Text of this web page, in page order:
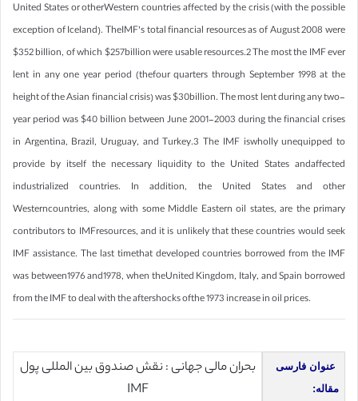
United States or otherWestern countries affected by the crisis (with the possible
exception of Iceland). TheIMF’s total financial resources as of August 2008 were
$352 billion, of which $257billion were usable resources.2 The most the IMF ever
lent in any one year period (thefour quarters through September 1998 at the
height of the Asian financial crisis) was $30billion. The most lent during any two-
year period was $40 billion between June 2001-2003 during the financial crises
in Argentina, Brazil, Uruguay, and Turkey.3 The IMF iswholly unequipped to
provide by itself the necessary liquidity to the United States andaffected
industrialized countries. In addition, the United States and other
Westerncountries, along with some Middle Eastern oil states, are the primary
contributors to IMFresources, and it is unlikely that these countries would seek
IMF assistance. The last timethat developed countries borrowed from the IMF
was between1976 and1978, when theUnited Kingdom, Italy, and Spain borrowed
from the IMF to deal with the aftershocks ofthe 1973 increase in oil prices.
عنوان فارسی
مقاله:
بحران مالی جهانی : نقش صندوق بین المللی پول
IMF